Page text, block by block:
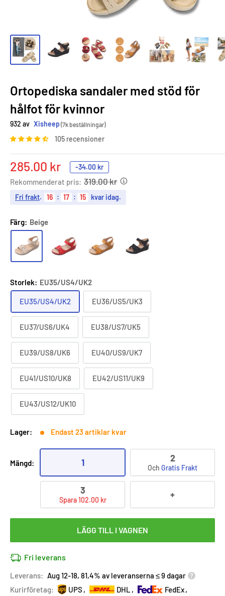
Ortopediska sandaler med stöd för
hålfot för kvinnor
932 av Xisheep(7k beställningar)
105 recensioner
Sale
price
285.00 kr -34.00 kr
Rekommenderat pris: 319.00 kr
Fri frakt. 16 : 17 : 14 kvar idag.
Färg: Beige
Storlek: EU35/US4/UK2
EU35/US4/UK2 EU36/US5/UK3
EU37/US6/UK4 EU38/US7/UK5
EU39/US8/UK6 EU40/US9/UK7
EU41/US10/UK8 EU42/US11/UK9
EU43/US12/UK10
Lager: Endast 23 artiklar kvar
Mängd: 1 2
Och Gratis Frakt
3
Spara 102.00 kr +
LÄGG TILL I VAGNEN
Fri leverans
Leverans: Aug 12-18, 81,4% av leveranserna ≤ 9 dagar
Kurirföretag:
UPS DHL
FedEx